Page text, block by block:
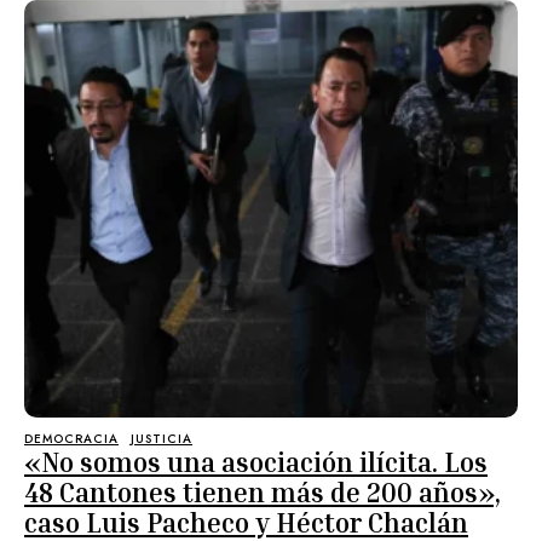
DEMOCRACIA JUSTICIA
«No somos una asociación ilícita. Los
48 Cantones tienen más de 200 años»,
caso Luis Pacheco y Héctor Chaclán